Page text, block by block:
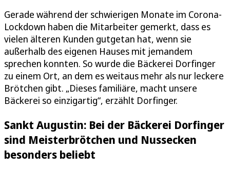
Gerade während der schwierigen Monate im Corona-
Lockdown haben die Mitarbeiter gemerkt, dass es
vielen älteren Kunden gutgetan hat, wenn sie
außerhalb des eigenen Hauses mit jemandem
sprechen konnten. So wurde die Bäckerei Dorfinger
zu einem Ort, an dem es weitaus mehr als nur leckere
Brötchen gibt. „Dieses familiäre, macht unsere
Bäckerei so einzigartig“, erzählt Dorfinger.
Sankt Augustin: Bei der Bäckerei Dorfinger
sind Meisterbrötchen und Nussecken
besonders beliebt